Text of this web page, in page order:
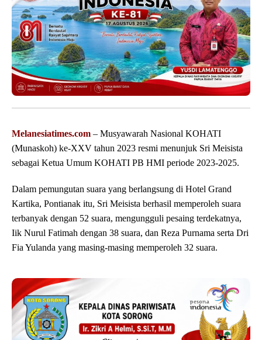
Melanesiatimes.com – Musyawarah Nasional KOHATI
(Munaskoh) ke-XXV tahun 2023 resmi menunjuk Sri Meisista
sebagai Ketua Umum KOHATI PB HMI periode 2023-2025.
Dalam pemungutan suara yang berlangsung di Hotel Grand
Kartika, Pontianak itu, Sri Meisista berhasil memperoleh suara
terbanyak dengan 52 suara, mengungguli pesaing terdekatnya,
Iik Nurul Fatimah dengan 38 suara, dan Reza Purnama serta Dri
Fia Yulanda yang masing-masing memperoleh 32 suara.